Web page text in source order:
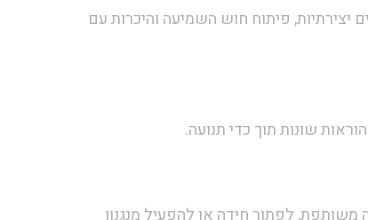
פיתוח חוש השמיעה והיכרות עם
שונות תוך כדי תנועה.